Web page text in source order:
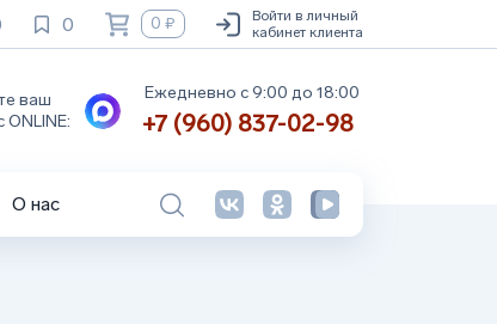
0 0 ₽
Войти в личный
кабинет клиента
ваш
ONLINE:
Ежедневно с 9:00 до 18:00
+7 (960) 837-02-98
О нас